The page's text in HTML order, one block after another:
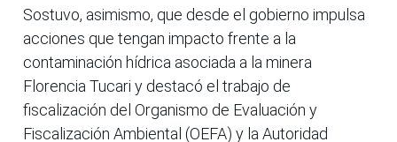
Sostuvo, asimismo, que desde el gobierno impulsa
acciones que tengan impacto frente a la
contaminación hídrica asociada a la minera
Florencia Tucari y destacó el trabajo de
fiscalización del Organismo de Evaluación y
Fiscalización Ambiental (OEFA) y la Autoridad